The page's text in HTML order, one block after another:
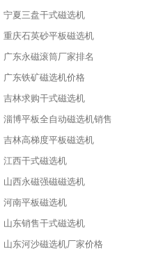
宁夏三盘干式磁选机
重庆石英砂平板磁选机
广东永磁滚筒厂家排名
广东铁矿磁选机价格
吉林求购干式磁选机
淄博平板全自动磁选机销售
吉林高梯度平板磁选机
江西干式磁选机
山西永磁强磁磁选机
河南平板磁选机
山东销售干式磁选机
山东河沙磁选机厂家价格